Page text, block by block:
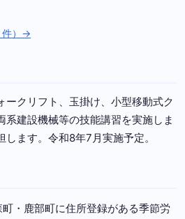
件）→
ークリフト、玉掛け、小型移動式ク
系建設機械等の技能講習を実施しま
ます。令和8年7月実施予定。
・鹿部町に住所登録がある季節労